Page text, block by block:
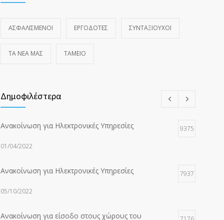
ΑΣΦΑΛΙΣΜΕΝΟΙ ΕΡΓΟΔΟΤΕΣ ΣΥΝΤΑΞΙΟΥΧΟΙ
ΤΑ ΝΈΑ ΜΑΣ ΤΑΜΕΙΟ
Δημοφιλέστερα
Ανακοίνωση για Ηλεκτρονικές Υπηρεσίες 9375
01/04/2022
Ανακοίνωση για Ηλεκτρονικές Υπηρεσίες 7937
05/10/2022
Ανακοίνωση για είσοδο στους χώρους του